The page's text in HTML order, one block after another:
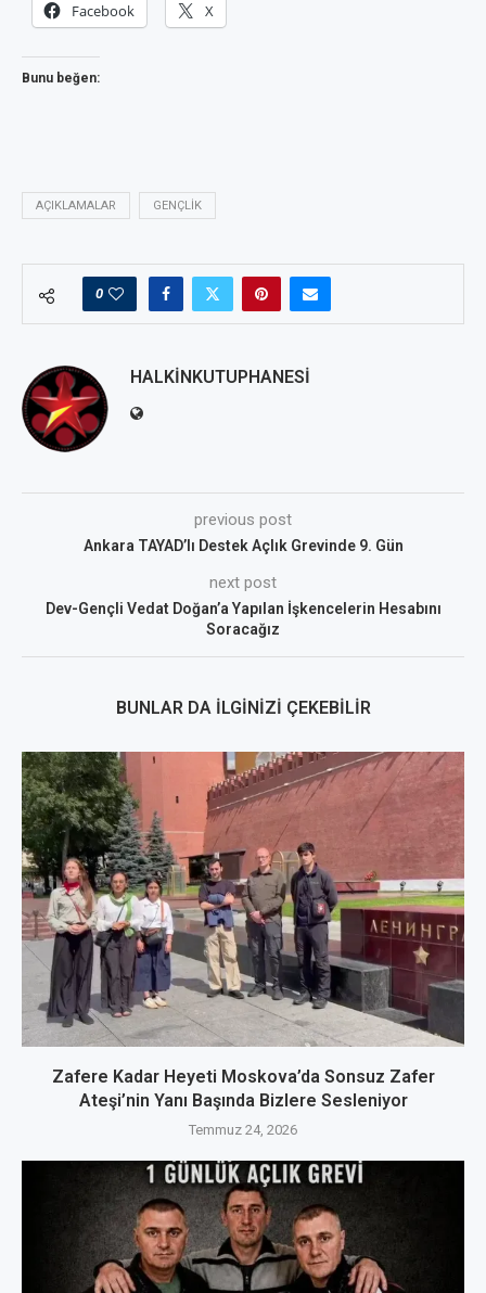
Facebook X
Bunu beğen:
AÇIKLAMALAR GENÇLIK
0
HALKINKUTUPHANESI
previous post
Ankara TAYAD’lı Destek Açlık Grevinde 9. Gün
next post
Dev-Gençli Vedat Doğan’a Yapılan İşkencelerin Hesabını
Soracağız
BUNLAR DA İLGINIZI ÇEKEBILIR
Zafere Kadar Heyeti Moskova’da Sonsuz Zafer
Ateşi’nin Yanı Başında Bizlere Sesleniyor
Temmuz 24, 2026